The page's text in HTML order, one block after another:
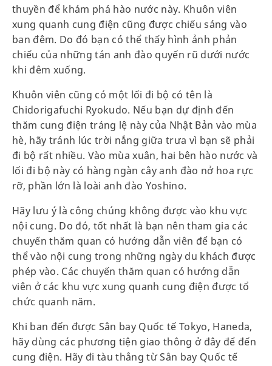
thuyền để khám phá hào nước này. Khuôn viên
xung quanh cung điện cũng được chiếu sáng vào
ban đêm. Do đó bạn có thể thấy hình ảnh phản
chiếu của những tán anh đào quyến rũ dưới nước
khi đêm xuống.
Khuôn viên cũng có một lối đi bộ có tên là
Chidorigafuchi Ryokudo. Nếu bạn dự định đến
thăm cung điện tráng lệ này của Nhật Bản vào mùa
hè, hãy tránh lúc trời nắng giữa trưa vì bạn sẽ phải
đi bộ rất nhiều. Vào mùa xuân, hai bên hào nước và
lối đi bộ này có hàng ngàn cây anh đào nở hoa rực
rỡ, phần lớn là loài anh đào Yoshino.
Hãy lưu ý là công chúng không được vào khu vực
nội cung. Do đó, tốt nhất là bạn nên tham gia các
chuyến thăm quan có hướng dẫn viên để bạn có
thể vào nội cung trong những ngày du khách được
phép vào. Các chuyến thăm quan có hướng dẫn
viên ở các khu vực xung quanh cung điện được tổ
chức quanh năm.
Khi ban đến được Sân bay Quốc tế Tokyo, Haneda,
hãy dùng các phương tiện giao thông ở đây để đến
cung điện. Hãy đi tàu thẳng từ Sân bay Quốc tế